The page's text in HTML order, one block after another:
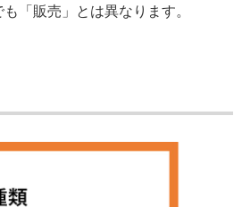
「販売」とは異なります。